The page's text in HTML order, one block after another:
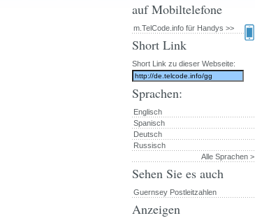
auf Mobiltelefone
m.TelCode.info für Handys >>
Short Link
Short Link zu dieser Webseite:
Sprachen:
Englisch
Spanisch
Deutsch
Russisch
Alle Sprachen >
Sehen Sie es auch
Guernsey Postleitzahlen
Anzeigen